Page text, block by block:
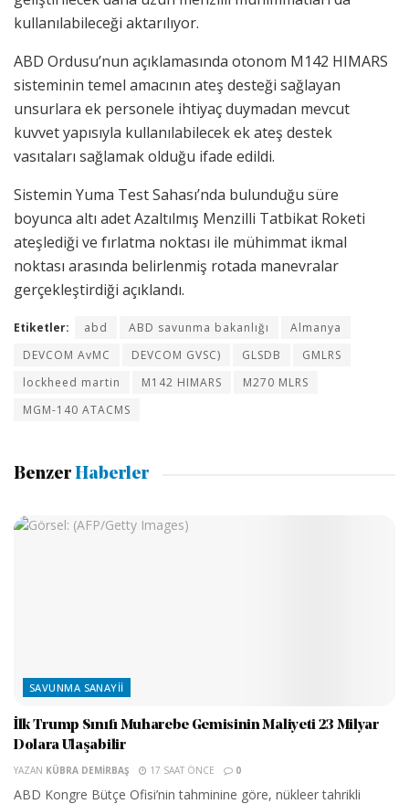
kullanılabileceği aktarılıyor.
ABD Ordusu’nun açıklamasında otonom M142 HIMARS
sisteminin temel amacının ateş desteği sağlayan
unsurlara ek personele ihtiyaç duymadan mevcut
kuvvet yapısıyla kullanılabilecek ek ateş destek
vasıtaları sağlamak olduğu ifade edildi.
Sistemin Yuma Test Sahası’nda bulunduğu süre
boyunca altı adet Azaltılmış Menzilli Tatbikat Roketi
ateşlediği ve fırlatma noktası ile mühimmat ikmal
noktası arasında belirlenmiş rotada manevralar
gerçekleştirdiği açıklandı.
Etiketler: abd ABD savunma bakanlığı
Almanya
DEVCOM AvMC
DEVCOM GVSC) GLSDB
GMLRS
lockheed martin
M142 HIMARS
M270 MLRS
MGM-140 ATACMS
Benzer Haberler
SAVUNMA SANAYII
İlk Trump Sınıfı Muharebe Gemisinin Maliyeti 23 Milyar
Dolara Ulaşabilir
YAZAN KÜBRA DEMIRBAŞ 17 SAAT ÖNCE 0
ABD Kongre Bütçe Ofisi’nin tahminine göre, nükleer tahrikli